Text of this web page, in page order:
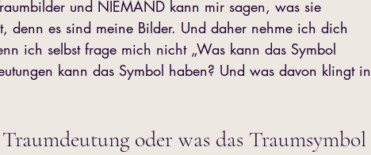
und NIEMAND kann mir sagen, was sie
denn es sind meine Bilder. Und daher nehme ich dich
ich selbst frage mich nicht „Was kann das Symbol
kann das Symbol haben? Und was davon klingt in
oder was das Traumsymbol